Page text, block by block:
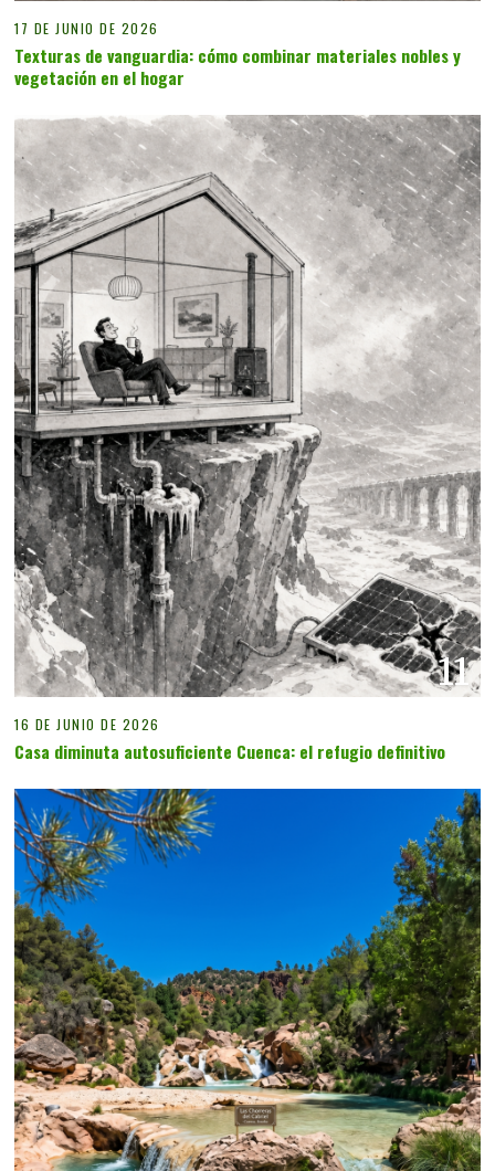
17 DE JUNIO DE 2026
Texturas de vanguardia: cómo combinar materiales nobles y
vegetación en el hogar
11
16 DE JUNIO DE 2026
Casa diminuta autosuficiente Cuenca: el refugio definitivo